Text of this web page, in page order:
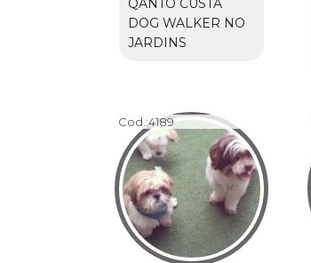
DOG WALKER NO
JARDINS
Cod.:4189